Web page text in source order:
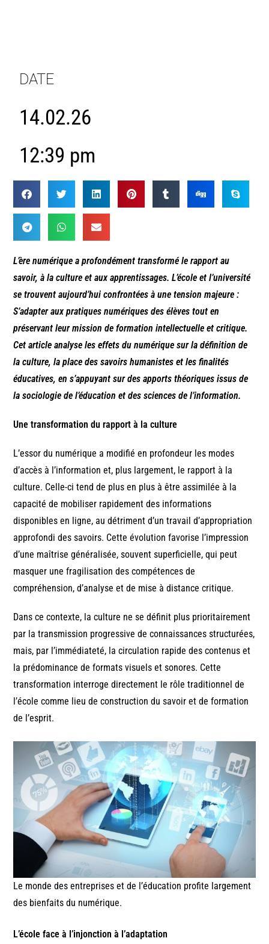
DATE
14.02.26
12:39 pm
L’ère numérique a profondément transformé le rapport au
savoir, à la culture et aux apprentissages. L’école et l’université
se trouvent aujourd’hui confrontées à une tension majeure :
S’adapter aux pratiques numériques des élèves tout en
préservant leur mission de formation intellectuelle et critique.
Cet article analyse les effets du numérique sur la définition de
la culture, la place des savoirs humanistes et les finalités
éducatives, en s’appuyant sur des apports théoriques issus de
la sociologie de l’éducation et des sciences de l’information.
Une transformation du rapport à la culture
L’essor du numérique a modifié en profondeur les modes
d’accès à l’information et, plus largement, le rapport à la
culture. Celle-ci tend de plus en plus à être assimilée à la
capacité de mobiliser rapidement des informations
disponibles en ligne, au détriment d’un travail d’appropriation
approfondi des savoirs. Cette évolution favorise l’impression
d’une maîtrise généralisée, souvent superficielle, qui peut
masquer une fragilisation des compétences de
compréhension, d’analyse et de mise à distance critique.
Dans ce contexte, la culture ne se définit plus prioritairement
par la transmission progressive de connaissances structurées,
mais, par l’immédiateté, la circulation rapide des contenus et
la prédominance de formats visuels et sonores. Cette
transformation interroge directement le rôle traditionnel de
l’école comme lieu de construction du savoir et de formation
de l’esprit.
Le monde des entreprises et de l’éducation profite largement
des bienfaits du numérique.
L’école face à l’injonction à l’adaptation